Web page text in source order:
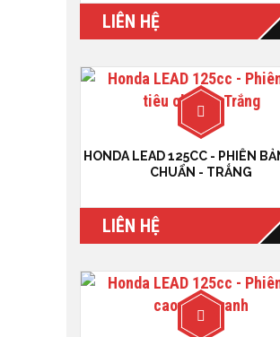
LIÊN HỆ
HONDA LEAD 125CC - PHIÊN
CHUẨN - TRẮNG
LIÊN HỆ